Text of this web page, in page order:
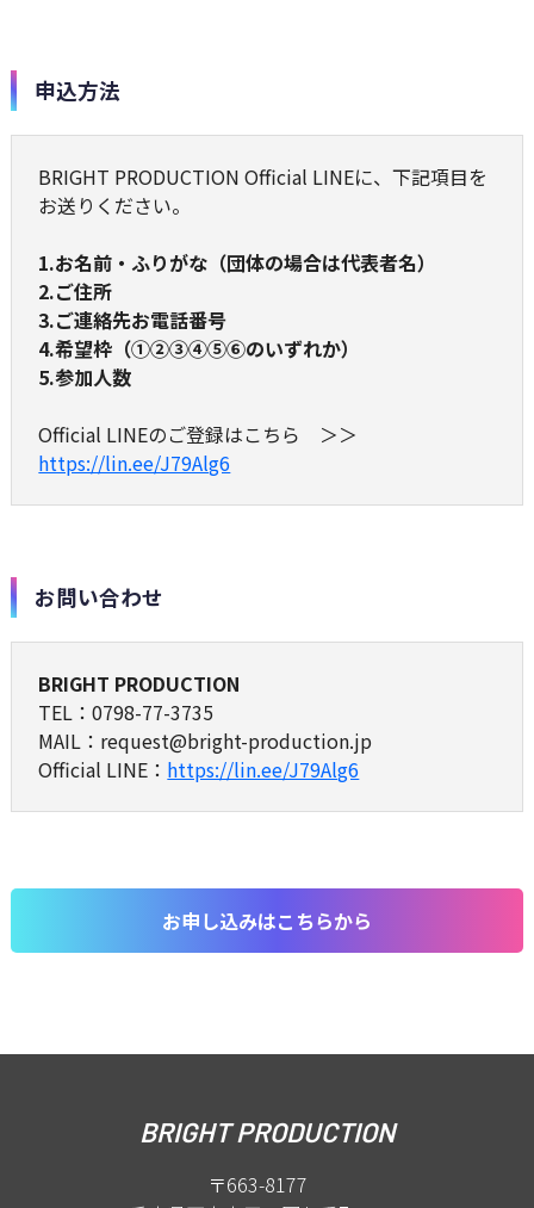
申込方法
BRIGHT PRODUCTION Official LINEに、下記項目を
お送りください。
1.お名前・ふりがな（団体の場合は代表者名）
2.ご住所
3.ご連絡先お電話番号
4.希望枠（①②③④⑤⑥のいずれか）
5.参加人数
Official LINEのご登録はこちら ＞＞
https://lin.ee/J79Alg6
お問い合わせ
BRIGHT PRODUCTION
TEL：0798-77-3735
MAIL：request@bright-production.jp
Official LINE： https://lin.ee/J79Alg6
お申し込みはこちらから
BRIGHT PRODUCTION
〒663-8177